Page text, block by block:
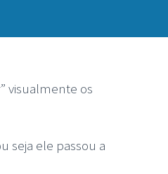
visualmente os
seja ele passou a